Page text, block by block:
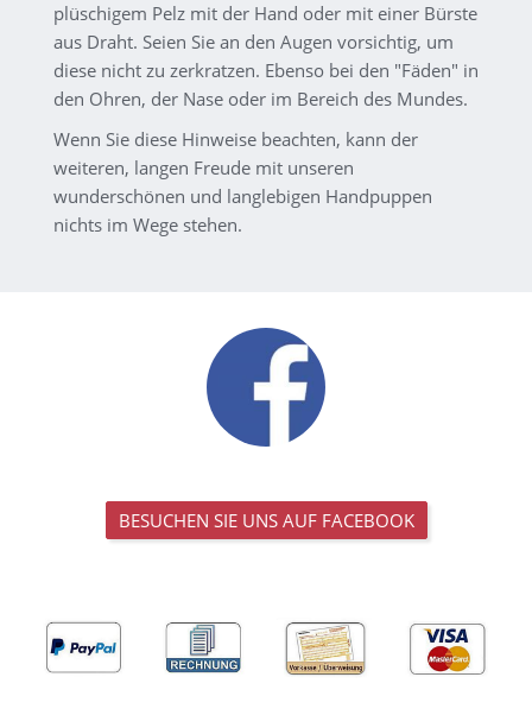
plüschigem Pelz mit der Hand oder mit einer Bürste
aus Draht. Seien Sie an den Augen vorsichtig, um
diese nicht zu zerkratzen. Ebenso bei den "Fäden" in
den Ohren, der Nase oder im Bereich des Mundes.
Wenn Sie diese Hinweise beachten, kann der
weiteren, langen Freude mit unseren
wunderschönen und langlebigen Handpuppen
nichts im Wege stehen.
BESUCHEN SIE UNS AUF FACEBOOK